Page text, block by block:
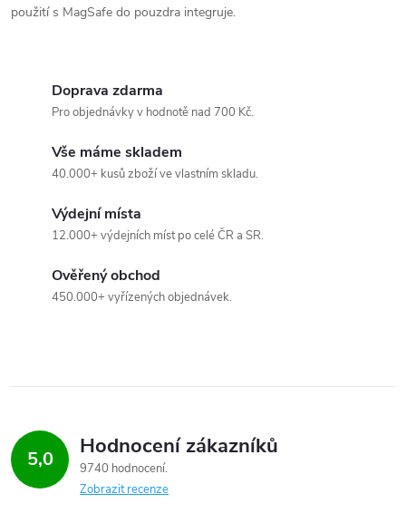
použití s MagSafe do pouzdra integruje.
Doprava zdarma
Pro objednávky v hodnotě nad 700 Kč.
Vše máme skladem
40.000+ kusů zboží ve vlastním skladu.
Výdejní místa
12.000+ výdejních míst po celé ČR a SR.
Ověřený obchod
450.000+ vyřízených objednávek.
5,0 Hodnocení zákazníků
9740 hodnocení
Zobrazit recenze